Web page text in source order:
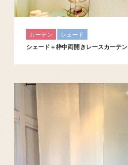
カーテン
シェード
シェード＋枠中両開きレースカーテン